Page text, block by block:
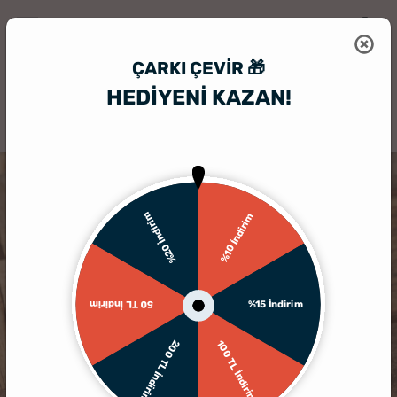
ÇARKI ÇEVIR 🎁
HEDİYENİ KAZAN!
%10 İndirim
%15 İndirim
100 TL İndirim
200 TL İndirim
50 TL İndirim
%20 İndirim